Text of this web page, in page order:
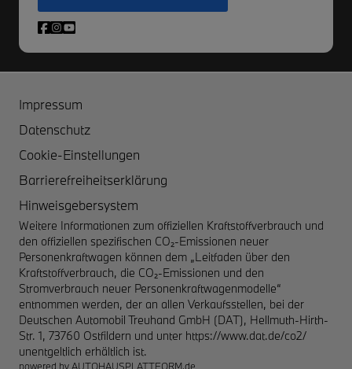
Impressum
Datenschutz
Cookie-Einstellungen
Barrierefreiheitserklärung
Hinweisgebersystem
Weitere Informationen zum offiziellen Kraftstoffverbrauch und
den offiziellen spezifischen CO₂-Emissionen neuer
Personenkraftwagen können dem „Leitfaden über den
Kraftstoffverbrauch, die CO₂-Emissionen und den
Stromverbrauch neuer Personenkraftwagenmodelle“
entnommen werden, der an allen Verkaufsstellen, bei der
Deutschen Automobil Treuhand GmbH (DAT), Hellmuth-Hirth-
Str. 1, 73760 Ostfildern und unter https://www.dat.de/co2/
unentgeltlich erhältlich ist.
powered byAUTOHAUSPLATTFORM.de